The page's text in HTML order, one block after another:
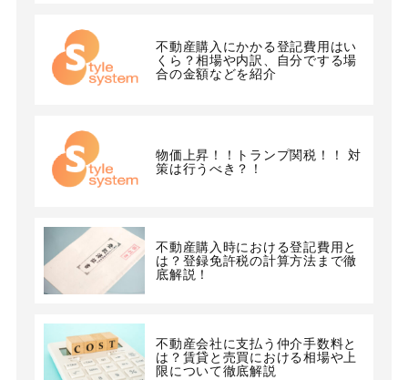
不動産購入にかかる登記費用はい
くら？相場や内訳、自分でする場
合の金額などを紹介
物価上昇！！トランプ関税！！ 対
策は行うべき？！
不動産購入時における登記費用と
は？登録免許税の計算方法まで徹
底解説！
不動産会社に支払う仲介手数料と
は？賃貸と売買における相場や上
限について徹底解説